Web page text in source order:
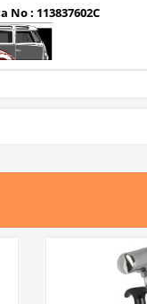
No : 113837602C